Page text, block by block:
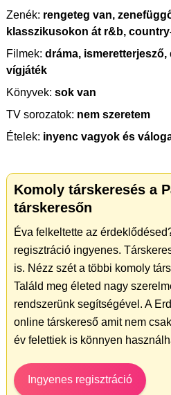
Zenék: rengeteg van,
klasszikusokon át r&b,
Filmek: dráma,
vígjáték
Könyvek: sok van
TV sorozatok: nem szeretem
Ételek: inyenc vagyok és
Komoly társkeresés a
társkeresőn
Éva felkeltette az
regisztráció ingyenes.
is. Nézz szét a többi komoly
Találd meg életed nagy
rendszerünk segítségével. A
online társkereső amit nem
év felettiek is könnyen
Ingyenes regisztráció